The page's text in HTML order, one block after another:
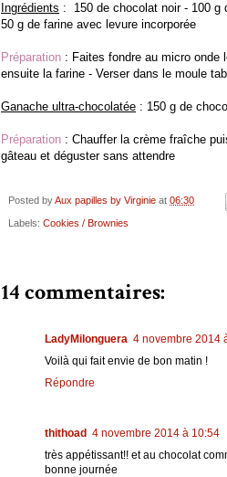
Ingrédients :
150 de chocolat noir - 100
50 g de farine avec levure incorporée
Préparation : Faites fondre au micro onde
ensuite la farine - Verser dans le moule
Ganache ultra-chocolatée : 150 g de
Préparation : Chauffer la crème fraîche
gâteau et déguster sans attendre
Posted byAux papilles by Virginie at 06:30
Labels: Cookies / Brownies
14 commentaires:
LadyMilonguera 4 novembre 2014
Voilà qui fait envie de bon matin !
Répondre
thithoad 4 novembre 2014 à 10:54
très appétissant!! et au chocolat
bonne journée